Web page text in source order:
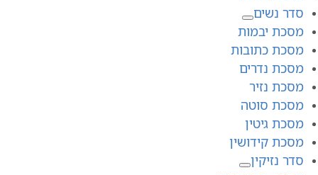
סדר נשים
מסכת יבמות
מסכת כתובות
מסכת נדרים
מסכת נזיר
מסכת סוטה
מסכת גיטין
מסכת קידושין
סדר נזיקין